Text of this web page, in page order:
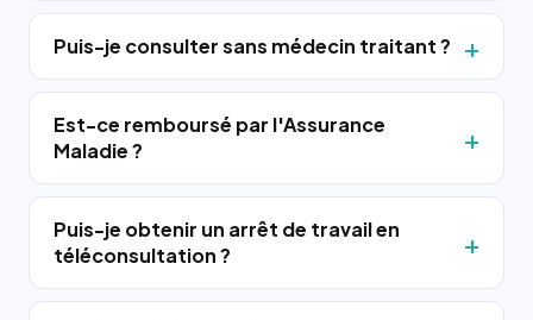
Puis-je consulter sans médecin traitant ?
Est-ce remboursé par l'Assurance
Maladie ?
Puis-je obtenir un arrêt de travail en
téléconsultation ?